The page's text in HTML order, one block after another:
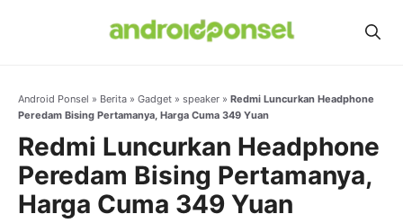
Android Ponsel » Berita » Gadget » speaker » Redmi Luncurkan Headphone
Peredam Bising Pertamanya, Harga Cuma 349 Yuan
Redmi Luncurkan Headphone
Peredam Bising Pertamanya,
Harga Cuma 349 Yuan